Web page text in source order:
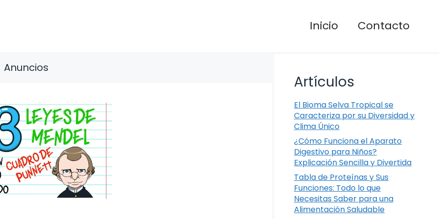
Inicio Contacto
Anuncios
Artículos
El Bioma Selva Tropical se
Caracteriza por su Diversidad y
Clima Único
¿Cómo Funciona el Aparato
Digestivo para Niños?
Explicación Sencilla y Divertida
Tabla de Proteínas y Sus
Funciones: Todo lo que
Necesitas Saber para una
Alimentación Saludable